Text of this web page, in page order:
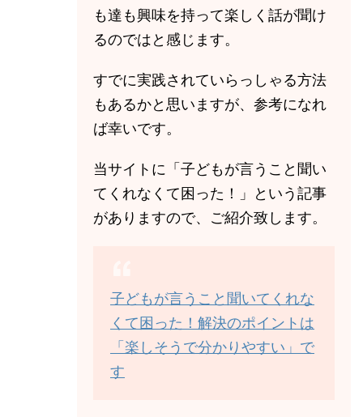
も達も興味を持って楽しく話が聞け
るのではと感じます。
すでに実践されていらっしゃる方法
もあるかと思いますが、参考になれ
ば幸いです。
当サイトに「子どもが言うこと聞い
てくれなくて困った！」という記事
がありますので、ご紹介致します。
子どもが言うこと聞いてくれな
くて困った！解決のポイントは
「楽しそうで分かりやすい」で
す